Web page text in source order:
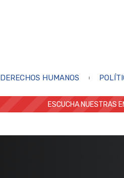
DERECHOS HUMANOS
ESCUCHA NUESTRAS